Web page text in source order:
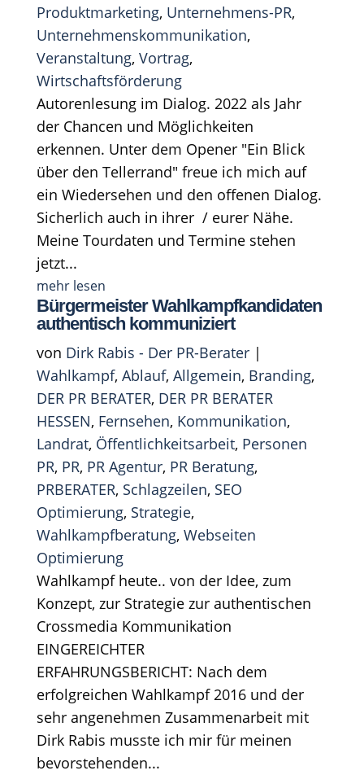
Produktmarketing, Unternehmens-PR,
Unternehmenskommunikation,
Veranstaltung, Vortrag,
Wirtschaftsförderung
Autorenlesung im Dialog. 2022 als Jahr
der Chancen und Möglichkeiten
erkennen. Unter dem Opener "Ein Blick
über den Tellerrand" freue ich mich auf
ein Wiedersehen und den offenen Dialog.
Sicherlich auch in ihrer / eurer Nähe.
Meine Tourdaten und Termine stehen
jetzt...
mehr lesen
Bürgermeister Wahlkampfkandidaten
authentisch kommuniziert
von Dirk Rabis - Der PR-Berater|
Wahlkampf, Ablauf, Allgemein, Branding,
DER PR BERATER, DER PR BERATER
HESSEN, Fernsehen, Kommunikation,
Landrat, Öffentlichkeitsarbeit, Personen
PR, PR, PR Agentur, PR Beratung,
PRBERATER, Schlagzeilen, SEO
Optimierung, Strategie,
Wahlkampfberatung, Webseiten
Optimierung
Wahlkampf heute.. von der Idee, zum
Konzept, zur Strategie zur authentischen
Crossmedia Kommunikation
EINGEREICHTER
ERFAHRUNGSBERICHT: Nach dem
erfolgreichen Wahlkampf 2016 und der
sehr angenehmen Zusammenarbeit mit
Dirk Rabis musste ich mir für meinen
bevorstehenden...